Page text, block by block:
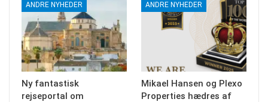
ANDRE NYHEDER
Ny fantastisk
rejseportal om
ANDRE NYHEDER
Mikael Hansen og Plexo
Properties hædres af